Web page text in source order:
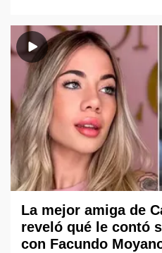
La mejor amiga de
reveló qué le contó
con Facundo